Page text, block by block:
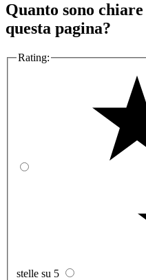
Quanto sono
questa pagina?
Rating:
stelle su 5